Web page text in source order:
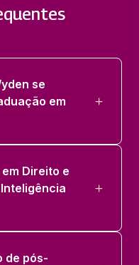
se
em
Direito e
de pós-